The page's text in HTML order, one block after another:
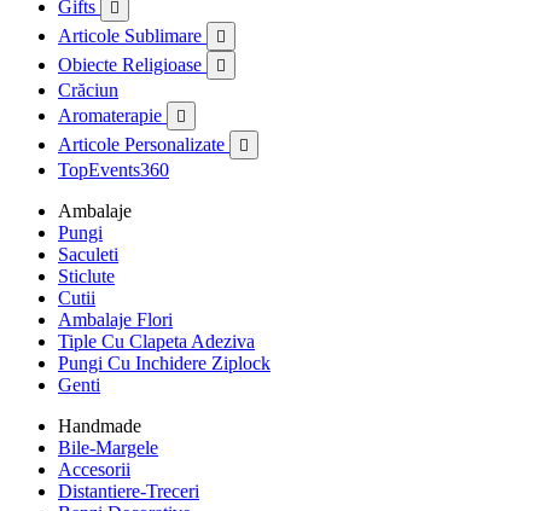
Gifts 
Articole Sublimare 
Obiecte Religioase 
Crăciun
Aromaterapie

Articole Personalizate 
TopEvents360
Ambalaje
Pungi
Saculeti
Sticlute
Cutii
Ambalaje Flori
Tiple Cu Clapeta Adeziva
Pungi Cu Inchidere Ziplock
Genti
Handmade
Bile-Margele
Accesorii
Distantiere-Treceri